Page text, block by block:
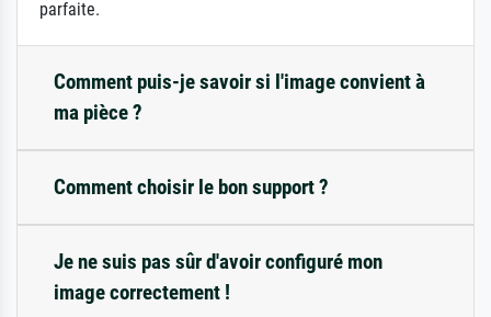
parfaite.
Comment puis-je savoir si l'image convient à
ma pièce ?
Comment choisir le bon support ?
Je ne suis pas sûr d'avoir configuré mon
image correctement !